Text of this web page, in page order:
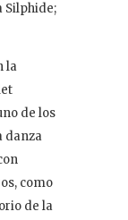
Silphide;
la
de los
danza
como
de la